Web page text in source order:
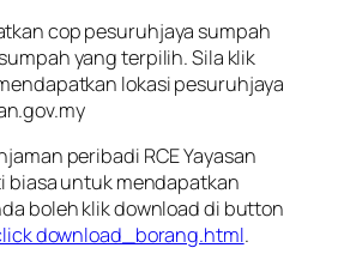
cop pesuruhjaya sumpah
yang terpilih. Sila klik
lokasi pesuruhjaya
peribadi RCE Yayasan
biasa untuk mendapatkan
boleh klik download di button
download_borang.html.